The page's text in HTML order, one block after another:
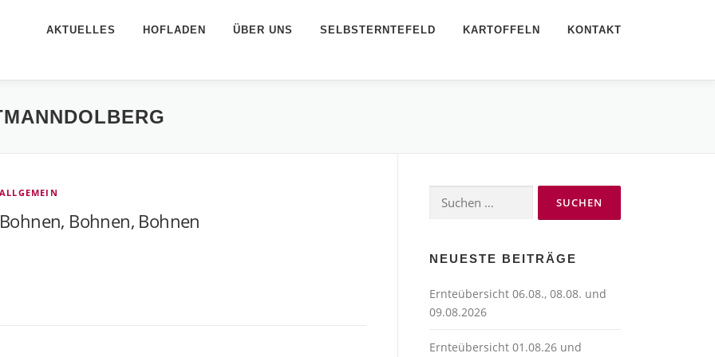
AKTUELLES HOFLADEN ÜBER UNS SELBSTERNTEFELD KARTOFFELN KONTAKT
ALLGEMEIN
Bohnen, Bohnen, Bohnen
Suchen
nach:
NEUESTE BEITRÄGE
Ernteübersicht 06.08., 08.08. und
09.08.2026
Ernteübersicht 01.08.26 und